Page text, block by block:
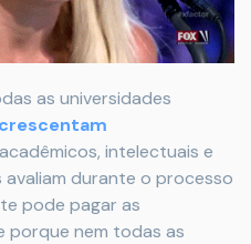
as universidades
intelectuais e
durante o processo
pode pagar as
porque nem todas as